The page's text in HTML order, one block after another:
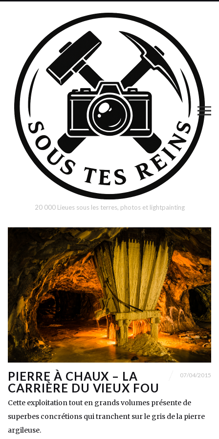
20 000 Lieues sous les terres, photos et lightpainting
PIERRE À CHAUX – LA
CARRIÈRE DU VIEUX FOU
07/04/2015
Cette exploitation tout en grands volumes présente de
superbes concrétions qui tranchent sur le gris de la pierre
argileuse.